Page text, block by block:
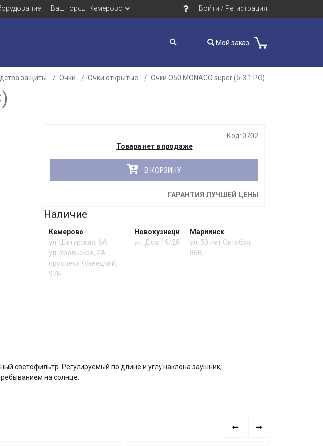
Ваш город: Кемерово Войти / Регистрация
Мой заказ
защиты Очки Очки открытые Очки О50 MONACO super (5-3.1 PC)
Код: 0702
Товара нет в продаже
В КОРЗИНУ
ГАРАНТИЯ ЛУЧШЕЙ ЦЕНЫ
Наличие
Кемерово
ул. Шатурская, 6А
ул. Уральская, 2А
проспект Кузнецкий,
97Б
Новокузнецк
ул. Доз, 19/28
Мариинск
ул. 50 лет Октября,
86В
светофильтр. Регулируемый по длине и углу наклона заушник,
на солнце.